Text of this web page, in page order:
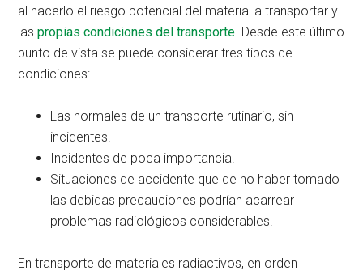
al hacerlo el riesgo potencial del material a transportar y
laspropias condiciones del transporte. Desde este último
punto de vista se puede considerar tres tipos de
condiciones:
Las normales de un transporte rutinario, sin
incidentes.
Incidentes de poca importancia.
Situaciones de accidente que de no haber tomado
las debidas precauciones podrían acarrear
problemas radiológicos considerables.
En transporte de materiales radiactivos, en orden